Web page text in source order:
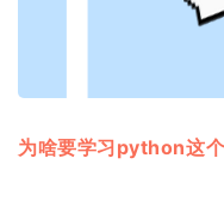
为啥要学习python这